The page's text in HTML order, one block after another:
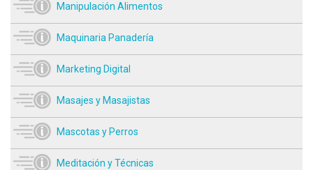
Manipulación Alimentos
Maquinaria Panadería
Marketing Digital
Masajes y Masajistas
Mascotas y Perros
Meditación y Técnicas